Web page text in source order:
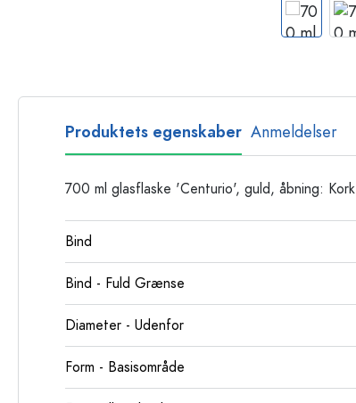
Glasflasker
Plastflasker
Produktets egenskaber Anmeldelser
700 ml glasflaske 'Centurio', guld, åbning: Kork
Bind
Bind - Fuld Grænse
Diameter - Udenfor
Form - Basisområde